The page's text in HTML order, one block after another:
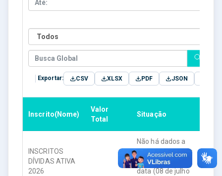
Exportar: CSV XLSX PDF JSON
Inscrito(Nome)
Valor
Total
Situação
INSCRITOS
DÍVIDAS ATIVA
2026
Não há dados a
serem publicados
até a presente
data (08 de julho